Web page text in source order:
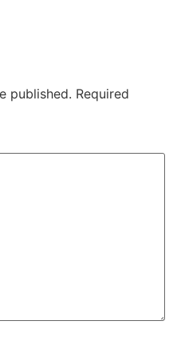
published. Required